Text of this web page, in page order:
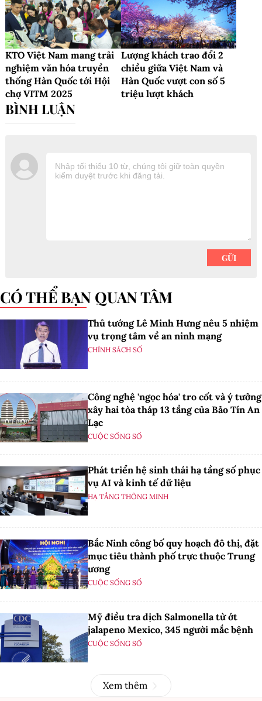
KTO Việt Nam mang trải
nghiệm văn hóa truyền
thống Hàn Quốc tới Hội
chợ VITM 2025
Lượng khách trao đổi 2
chiều giữa Việt Nam và
Hàn Quốc vượt con số 5
triệu lượt khách
CÓ THỂ BẠN QUAN TÂM
Thủ tướng Lê Minh Hưng nêu 5 nhiệm
vụ trọng tâm về an ninh mạng
CHÍNH SÁCH SỐ
Công nghệ 'ngọc hóa' tro cốt và ý tưởng
xây hai tòa tháp 13 tầng của Bảo Tín An
Lạc
CUỘC SỐNG SỐ
Phát triển hệ sinh thái hạ tầng số phục
vụ AI và kinh tế dữ liệu
HẠ TẦNG THÔNG MINH
Bắc Ninh công bố quy hoạch đô thị, đặt
mục tiêu thành phố trực thuộc Trung
ương
CUỘC SỐNG SỐ
Mỹ điều tra dịch Salmonella từ ớt
jalapeno Mexico, 345 người mắc bệnh
CUỘC SỐNG SỐ
Xem thêm